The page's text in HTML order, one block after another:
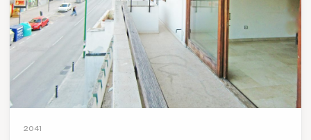
2041